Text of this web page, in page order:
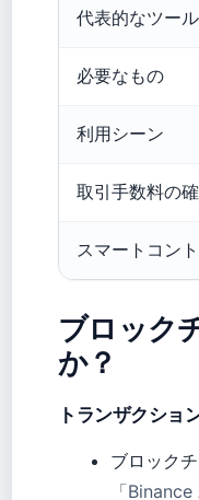
代表的なツール
必要なもの
利用シーン
取引手数料の
スマートコン
ブロック
か？
トランザクショ
ブロック
「